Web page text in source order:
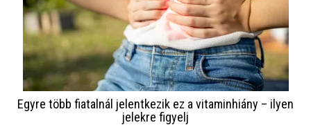
Egyre több fiatalnál jelentkezik ez a vitaminhiány – ilyen
jelekre figyelj